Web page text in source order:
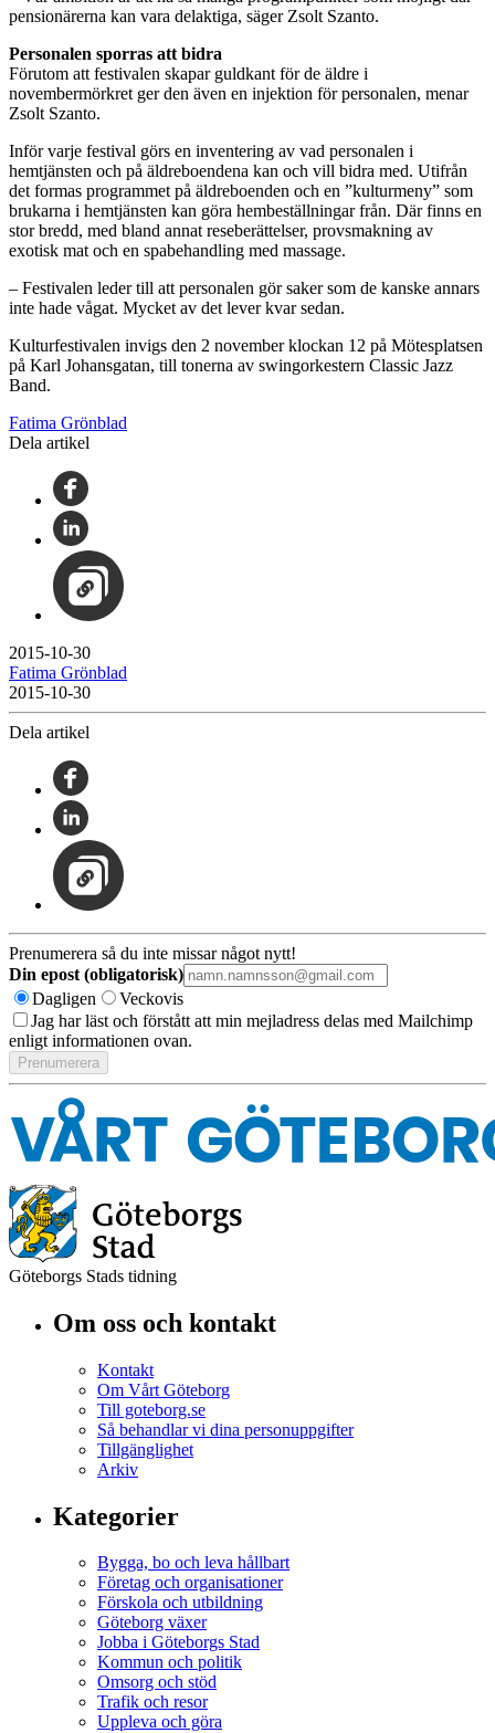
pensionärerna kan vara delaktiga, säger Zsolt Szanto.
Personalen sporras att bidra
Förutom att festivalen skapar guldkant för de äldre i
novembermörkret ger den även en injektion för personalen, menar
Zsolt Szanto.
Inför varje festival görs en inventering av vad personalen i
hemtjänsten och på äldreboendena kan och vill bidra med. Utifrån
det formas programmet på äldreboenden och en ”kulturmeny” som
brukarna i hemtjänsten kan göra hembeställningar från. Där finns en
stor bredd, med bland annat reseberättelser, provsmakning av
exotisk mat och en spabehandling med massage.
– Festivalen leder till att personalen gör saker som de kanske annars
inte hade vågat. Mycket av det lever kvar sedan.
Kulturfestivalen invigs den 2 november klockan 12 på Mötesplatsen
på Karl Johansgatan, till tonerna av swingorkestern Classic Jazz
Band.
Fatima Grönblad
Dela artikel
2015-10-30
Fatima Grönblad
2015-10-30
Dela artikel
Prenumerera så du inte missar något nytt!
Din epost (obligatorisk)
Dagligen
Veckovis
Jag har läst och förstått att min mejladress delas med Mailchimp
enligt informationen ovan.
Göteborgs Stads tidning
Om oss och kontakt
Kontakt
Om Vårt Göteborg
Till goteborg.se
Så behandlar vi dina personuppgifter
Tillgänglighet
Arkiv
Kategorier
Bygga, bo och leva hållbart
Företag och organisationer
Förskola och utbildning
Göteborg växer
Jobba i Göteborgs Stad
Kommun och politik
Omsorg och stöd
Trafik och resor
Uppleva och göra